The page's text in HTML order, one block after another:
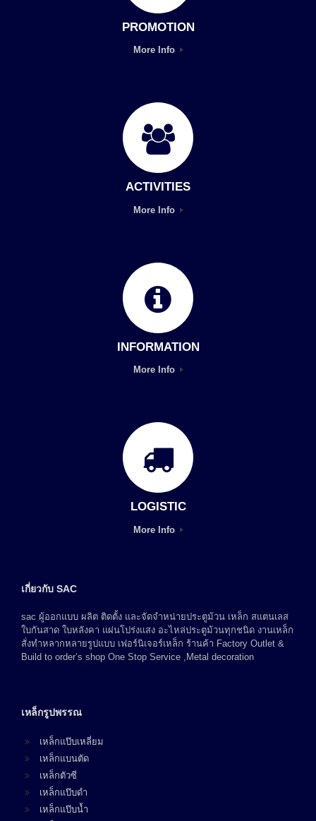
PROMOTION
More Info
ACTIVITIES
More Info
INFORMATION
More Info
LOGISTIC
More Info
เกี่ยวกับ SAC
sac ผู้ออกแบบ ผลิต ติดตั้ง และจัดจำหน่ายประตูม้วน เหล็ก สแตนเลส
ใบกันสาด ใบหลังคา แผ่นโปร่งแสง อะไหล่ประตูม้วนทุกชนิด งานเหล็ก
สั่งทำหลากหลายรูปแบบ เฟอร์นิเจอร์เหล็ก ร้านค้า Factory Outlet &
Build to order’s shop One Stop Service ,Metal decoration
เหล็กรูปพรรณ
เหล็กแป๊บเหลี่ยม
เหล็กแบนตัด
เหล็กตัวซี
เหล็กแป๊บดำ
เหล็กแป๊บน้ำ